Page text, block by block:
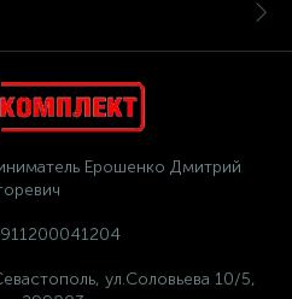
Ерошенко Дмитрий
ул.Соловьева 10/5,